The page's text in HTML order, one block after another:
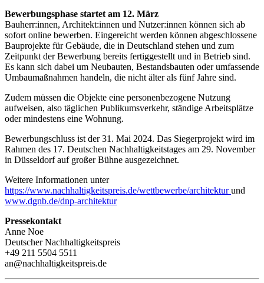
Bewerbungsphase startet am 12. März
Bauherr:innen, Architekt:innen und Nutzer:innen können sich ab
sofort online bewerben. Eingereicht werden können abgeschlossene
Bauprojekte für Gebäude, die in Deutschland stehen und zum
Zeitpunkt der Bewerbung bereits fertiggestellt und in Betrieb sind.
Es kann sich dabei um Neubauten, Bestandsbauten oder umfassende
Umbaumaßnahmen handeln, die nicht älter als fünf Jahre sind.
Zudem müssen die Objekte eine personenbezogene Nutzung
aufweisen, also täglichen Publikumsverkehr, ständige Arbeitsplätze
oder mindestens eine Wohnung.
Bewerbungschluss ist der 31. Mai 2024. Das Siegerprojekt wird im
Rahmen des 17. Deutschen Nachhaltigkeitstages am 29. November
in Düsseldorf auf großer Bühne ausgezeichnet.
Weitere Informationen unter
https://www.nachhaltigkeitspreis.de/wettbewerbe/architekturund
www.dgnb.de/dnp-architektur
Pressekontakt
Anne Noe
Deutscher Nachhaltigkeitspreis
+49 211 5504 5511
an@nachhaltigkeitspreis.de